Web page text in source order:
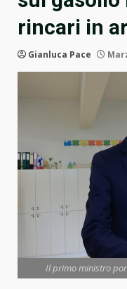
rincari in
Gianluca Pace
Il primo ministro